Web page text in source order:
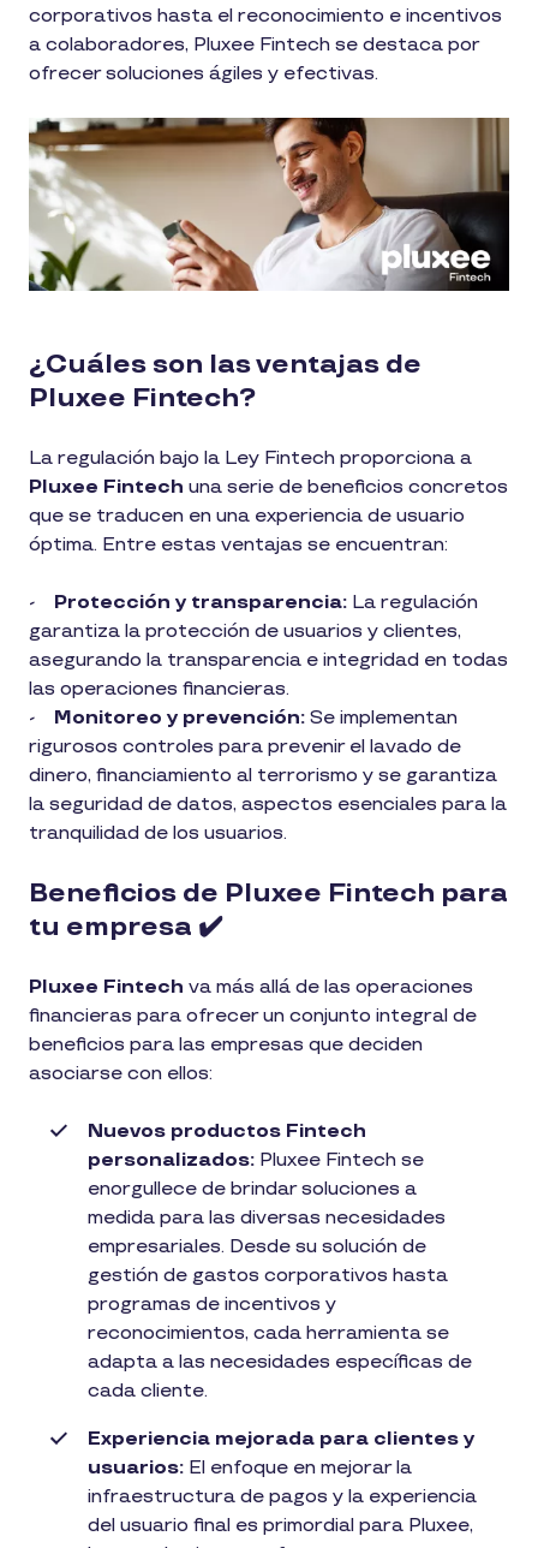
corporativos hasta el reconocimiento e incentivos
a colaboradores, Pluxee Fintech se destaca por
ofrecer soluciones ágiles y efectivas.
¿Cuáles son las ventajas de
Pluxee Fintech?
La regulación bajo la Ley Fintech proporciona a
Pluxee Fintech una serie de beneficios concretos
que se traducen en una experiencia de usuario
óptima. Entre estas ventajas se encuentran:
- Protección y transparencia: La regulación
garantiza la protección de usuarios y clientes,
asegurando la transparencia e integridad en todas
las operaciones financieras.
- Monitoreo y prevención: Se implementan
rigurosos controles para prevenir el lavado de
dinero, financiamiento al terrorismo y se garantiza
la seguridad de datos, aspectos esenciales para la
tranquilidad de los usuarios.
Beneficios de Pluxee Fintech para
tu empresa ✔️
Pluxee Fintech va más allá de las operaciones
financieras para ofrecer un conjunto integral de
beneficios para las empresas que deciden
asociarse con ellos:
Nuevos productos Fintech
personalizados: Pluxee Fintech se
enorgullece de brindar soluciones a
medida para las diversas necesidades
empresariales. Desde su solución de
gestión de gastos corporativos hasta
programas de incentivos y
reconocimientos, cada herramienta se
adapta a las necesidades específicas de
cada cliente.
Experiencia mejorada para clientes y
usuarios: El enfoque en mejorar la
infraestructura de pagos y la experiencia
del usuario final es primordial para Pluxee,